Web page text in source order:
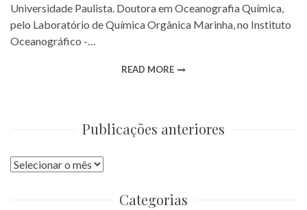
Universidade Paulista. Doutora em Oceanografia Química,
pelo Laboratório de Química Orgânica Marinha, no Instituto
Oceanográfico -…
READ MORE
Publicações anteriores
Publicações
Categorias